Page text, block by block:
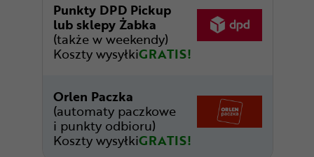
Punkty DPD Pickup
lub sklepy Żabka
(także w weekendy)
Koszty wysyłkiGRATIS!
Orlen Paczka
(automaty paczkowe
i punkty odbioru)
Koszty wysyłkiGRATIS!